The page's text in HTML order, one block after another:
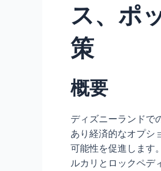
ス、ポ
策
概要
ディズニーランドで
あり経済的なオプシ
可能性を促進します
ルカリとロックペデ